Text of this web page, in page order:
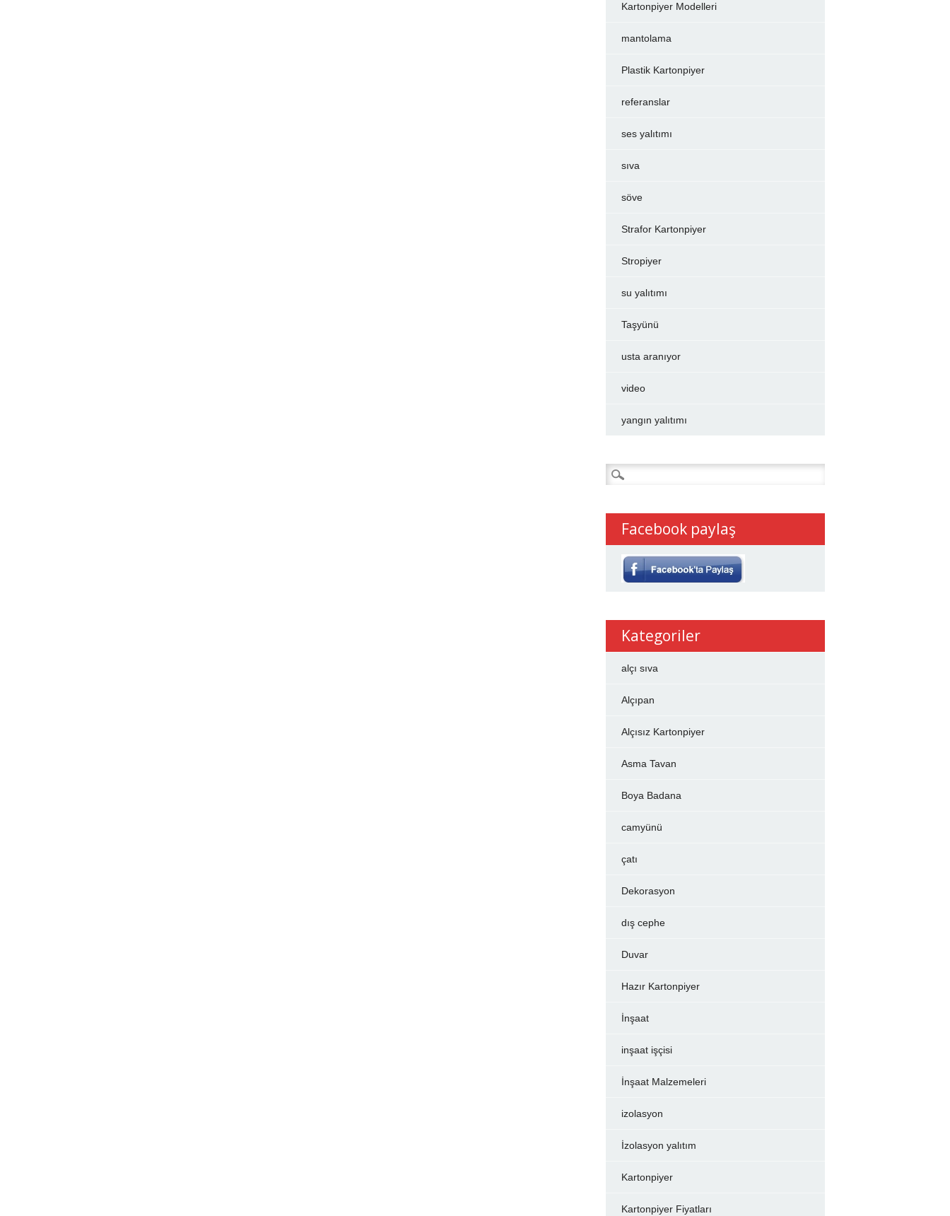
Kartonpiyer Modelleri
mantolama
Plastik Kartonpiyer
referanslar
ses yalıtımı
sıva
söve
Strafor Kartonpiyer
Stropiyer
su yalıtımı
Taşyünü
usta aranıyor
video
yangın yalıtımı
Arama:
Facebook paylaş
Kategoriler
alçı sıva
Alçıpan
Alçısız Kartonpiyer
Asma Tavan
Boya Badana
camyünü
çatı
Dekorasyon
dış cephe
Duvar
Hazır Kartonpiyer
İnşaat
inşaat işçisi
İnşaat Malzemeleri
izolasyon
İzolasyon yalıtım
Kartonpiyer
Kartonpiyer Fiyatları